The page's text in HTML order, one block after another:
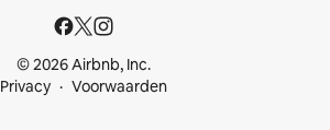
© 2026 Airbnb, Inc.
Privacy
Voorwaarden